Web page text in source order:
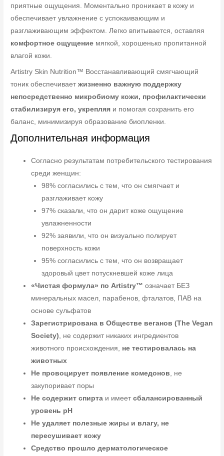
приятные ощущения. Моментально проникает в кожу и
обеспечивает увлажнение с успокаивающим и
разглаживающим эффектом. Легко впитывается, оставляя
комфортное ощущение мягкой, хорошенько пропитанной
влагой кожи.
Artistry Skin Nutrition™ Восстанавливающий смягчающий
тоник обеспечиваетжизненно важную поддержку
непосредственно микробиому кожи, профилактически
стабилизируя его, укрепляя и помогая сохранить его
баланс, минимизируя образование биопленки.
Дополнительная информация
Согласно результатам потребительского тестирования
среди женщин:
98% согласились с тем, что он смягчает и
разглаживает кожу
97% сказали, что он дарит коже ощущение
увлажненности
92% заявили, что он визуально полирует
поверхность кожи
95% согласились с тем, что он возвращает
здоровый цвет потускневшей коже лица
«Чистая формула» по Artistry™означает БЕЗ
минеральных масел, парабенов, фталатов, ПАВ на
основе сульфатов
Зарегистрирована в Обществе веганов (The Vegan
Society) , не содержит никаких ингредиентов
животного происхождения, не тестировалась на
животных
Не провоцирует появление комедонов , не
закупоривает поры
Не содержит спирта и имеетсбалансированный
уровень pH
Не удаляет полезные жиры и влагу, не
пересушивает кожу
Средство прошло дерматологическое